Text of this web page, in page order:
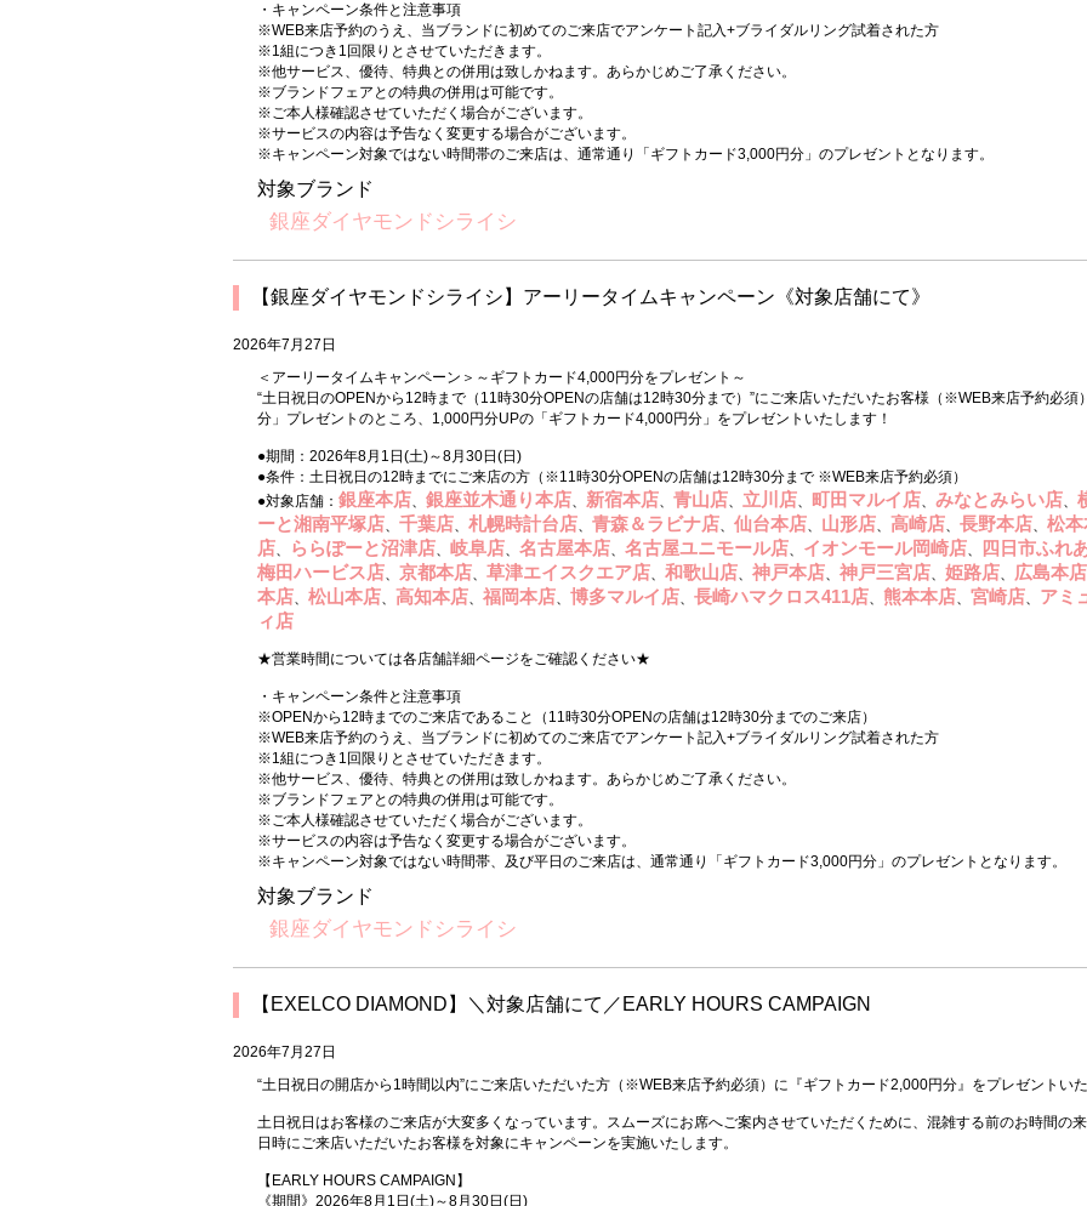
・キャンペーン条件と注意事項
※WEB来店予約のうえ、当ブランドに初めてのご来店でアンケート記入+ブライダルリング試着された方
※1組につき1回限りとさせていただきます。
※他サービス、優待、特典との併用は致しかねます。あらかじめご了承ください。
※ブランドフェアとの特典の併用は可能です。
※ご本人様確認させていただく場合がございます。
※サービスの内容は予告なく変更する場合がございます。
※キャンペーン対象ではない時間帯のご来店は、通常通り「ギフトカード3,000円分」のプレゼントとなります。
対象ブランド
銀座ダイヤモンドシライシ
【銀座ダイヤモンドシライシ】アーリータイムキャンペーン《対象店舗にて》
2026年7月27日
＜アーリータイムキャンペーン＞～ギフトカード4,000円分をプレゼント～
“土日祝日のOPENから12時まで（11時30分OPENの店舗は12時30分まで）”にご来店いただいたお客様（※WEB来店予約必須
分」プレゼントのところ、1,000円分UPの「ギフトカード4,000円分」をプレゼントいたします！
●期間：2026年8月1日(土)～8月30日(日)
●条件：土日祝日の12時までにご来店の方（※11時30分OPENの店舗は12時30分まで ※WEB来店予約必須）
●対象店舗： 銀座本店、 銀座並木通り本店、 新宿本店、 青山店、 立川店、 町田マルイ店、 みなとみらい店、
ーと湘南平塚店、 千葉店、 札幌時計台店、 青森＆ラビナ店、 仙台本店、 山形店、 高崎店、 長野本店、 松
店、 ららぽーと沼津店、 岐阜店、 名古屋本店、 名古屋ユニモール店、 イオンモール岡崎店、 四日市ふれ
梅田ハービス店、 京都本店、 草津エイスクエア店、 和歌山店、 神戸本店、 神戸三宮店、 姫路店、 広島本店
本店、 松山本店、 高知本店、 福岡本店、 博多マルイ店、 長崎ハマクロス411店、 熊本本店、 宮崎店、 アミ
ィ店
★営業時間については各店舗詳細ページをご確認ください★
・キャンペーン条件と注意事項
※OPENから12時までのご来店であること（11時30分OPENの店舗は12時30分までのご来店）
※WEB来店予約のうえ、当ブランドに初めてのご来店でアンケート記入+ブライダルリング試着された方
※1組につき1回限りとさせていただきます。
※他サービス、優待、特典との併用は致しかねます。あらかじめご了承ください。
※ブランドフェアとの特典の併用は可能です。
※ご本人様確認させていただく場合がございます。
※サービスの内容は予告なく変更する場合がございます。
※キャンペーン対象ではない時間帯、及び平日のご来店は、通常通り「ギフトカード3,000円分」のプレゼントとなります。
対象ブランド
銀座ダイヤモンドシライシ
【EXELCO DIAMOND】＼対象店舗にて／EARLY HOURS CAMPAIGN
2026年7月27日
“土日祝日の開店から1時間以内”にご来店いただいた方（※WEB来店予約必須）に『ギフトカード2,000円分』をプレゼントいた
土日祝日はお客様のご来店が大変多くなっています。スムーズにお席へご案内させていただくために、混雑する前のお時間の
日時にご来店いただいたお客様を対象にキャンペーンを実施いたします。
【EARLY HOURS CAMPAIGN】
《期間》2026年8月1日(土)～8月30日(日)